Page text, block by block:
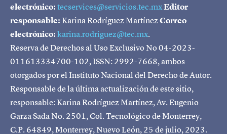
electrónico:tecservices@servicios.tec.mxEditor
responsable:Karina Rodríguez MartínezCorreo
electrónico:karina.rodriguez@tec.mx.
Reserva de Derechos al Uso Exclusivo No 04-2023-
011613334700-102, ISSN: 2992-7668, ambos
otorgados por el Instituto Nacional del Derecho de Autor.
Responsable de la última actualización de este sitio,
responsable: Karina Rodríguez Martínez, Av. Eugenio
Garza Sada No. 2501, Col. Tecnológico de Monterrey,
C.P. 64849, Monterrey, Nuevo León, 25 de julio, 2023.